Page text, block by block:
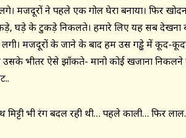
मजदूरों ने पहले एक गोल घेरा बनाया। फिर
घड़े के टुकड़े निकलते। हमारे लिए यह सब देखना
लगी। मजदूरों के जाने के बाद हम उस गड्ढे में कूद-
उसके भीतर ऐसे झाँकते- मानो कोई खजाना
मिट्टी भी रंग बदल रही थी… पहले काली… फिर